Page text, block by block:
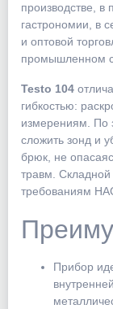
производстве, в
гастрономии, в
и оптовой
промышленном
Testo 104
гибкостью:
измерениям. По
сложить зонд и
брюк, не
травм. Складной
требованиям
Прибор